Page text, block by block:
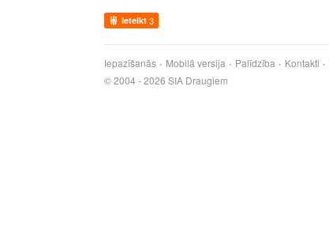
Ieteikt 3
Iepazīšanās Mobilā versija Palīdzība Kontakti
© 2004 - 2026 SIA Draugiem